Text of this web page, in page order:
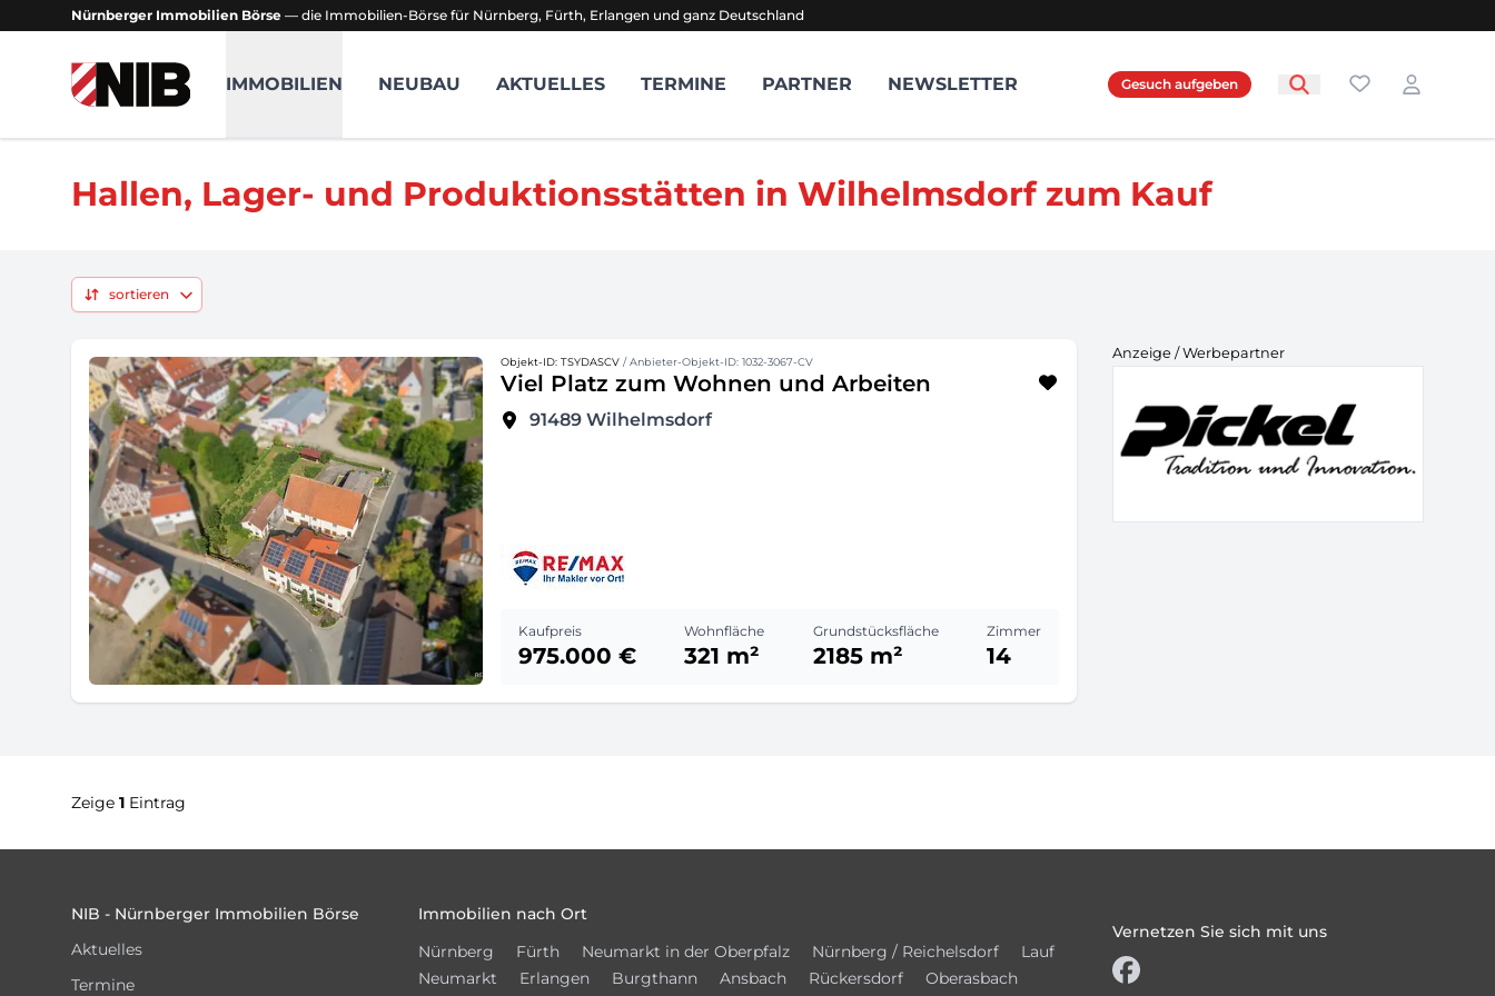
Nürnberger Immobilien Börse — die Immobilien-Börse für Nürnberg, Fürth, Erlangen und ganz Deutschland
NIB - Nürnberger Immobilien Börse
IMMOBILIEN NEUBAU AKTUELLES TERMINE PARTNER NEWSLETTER Gesuch aufgeben Favoriten
Login
Hallen, Lager- und Produktionsstätten in Wilhelmsdorf zum Kauf
sortieren
Objekt-ID: TSYDASCV / Anbieter-Objekt-ID: 1032-3067-CV
Viel Platz zum Wohnen und Arbeiten
91489 Wilhelmsdorf
Kaufpreis
975.000 €
Wohnfläche
321 m²
Grundstücksfläche
2185 m²
Zimmer
14
Anzeige / Werbepartner
Zeige 1 Eintrag
NIB - Nürnberger Immobilien Börse
Aktuelles
Termine
Immobilien nach Ort
Nürnberg
Fürth Neumarkt in der Oberpfalz Nürnberg / Reichelsdorf
Lauf
Neumarkt
Erlangen Burgthann Ansbach Rückersdorf
Oberasbach
Vernetzen Sie sich mit uns